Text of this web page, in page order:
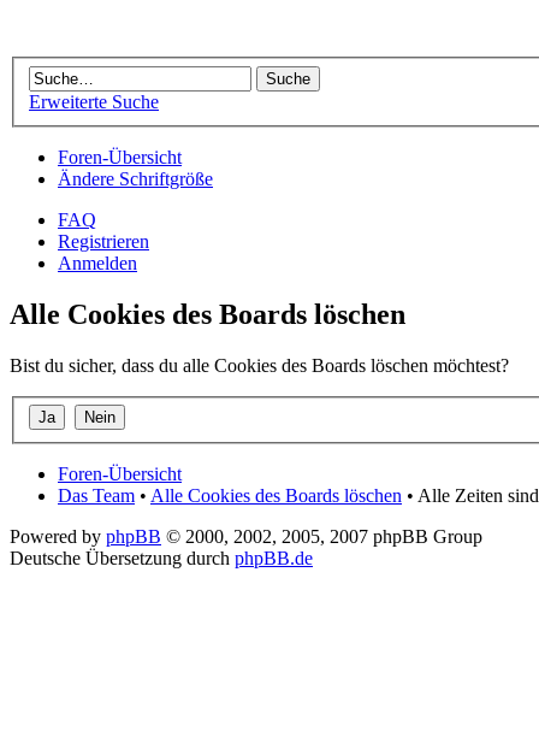
Erweiterte Suche
Foren-Übersicht
Ändere Schriftgröße
FAQ
Registrieren
Anmelden
Alle Cookies des Boards löschen
Bist du sicher, dass du alle Cookies des Boards löschen möchtest?
Foren-Übersicht
Das Team • Alle Cookies des Boards löschen • Alle Zeiten
Powered by phpBB © 2000, 2002, 2005, 2007 phpBB Group
Deutsche Übersetzung durch phpBB.de